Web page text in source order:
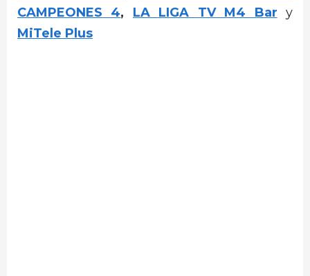
CAMPEONES 4, LA LIGA TV M4 Bar y
MiTele Plus